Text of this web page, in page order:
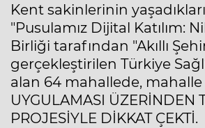
Kent sakinlerinin
"Pusulamız Dijital Katılım:
Birliği tarafından "Akıllı
gerçekleştirilen Türkiye
alan 64 mahallede, mahalle
UYGULAMASI ÜZERİNDEN
PROJESİYLE DİKKAT ÇEKTİ.